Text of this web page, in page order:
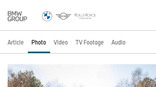
Article Photo Video TV Footage Audio